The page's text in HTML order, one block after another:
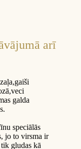
arī
galda
speciālās
jo to virsma ir
gludas kā